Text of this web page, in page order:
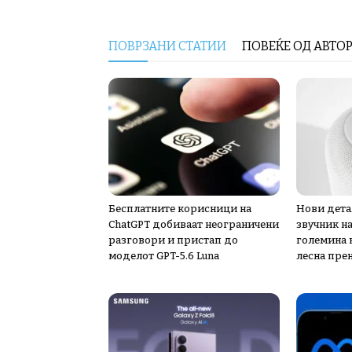
ПОВРЗАНИ СТАТИИ ПОВЕЌЕ ОД
Бесплатните корисници на
ChatGPT добиваат неограничени
разговори и пристап до
моделот GPT-5.6 Luna
Нови
звучник
големина
лесна